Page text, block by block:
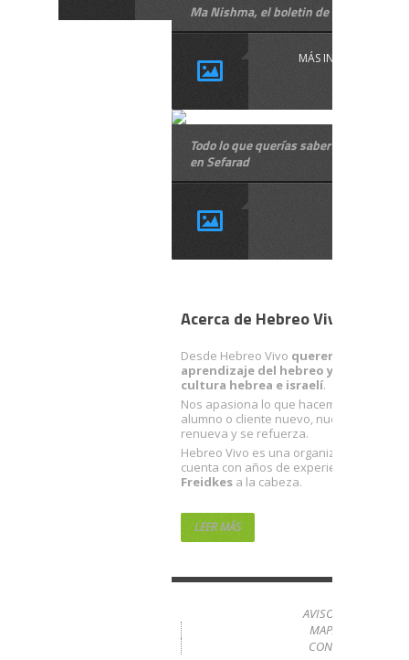
Ma Nishma, el boletin de Hebreo Vivo
MÁS INFORMACIÓN
Todo lo que querías saber sobre los
en Sefarad
Acerca de Hebreo Vivo
Desde Hebreo Vivo queremos
aprendizaje del hebreo y acercarte a
cultura hebrea e israelí.
Nos apasiona lo que hacemos. Con
alumno o cliente nuevo, nuestra ilusión
renueva y se refuerza.
Hebreo Vivo es una organización sólida
cuenta con años de experiencia… con
Freidkes a la cabeza.
LEER MÁS
AVISO LEGAL
MAPA WEB
CONTACTO